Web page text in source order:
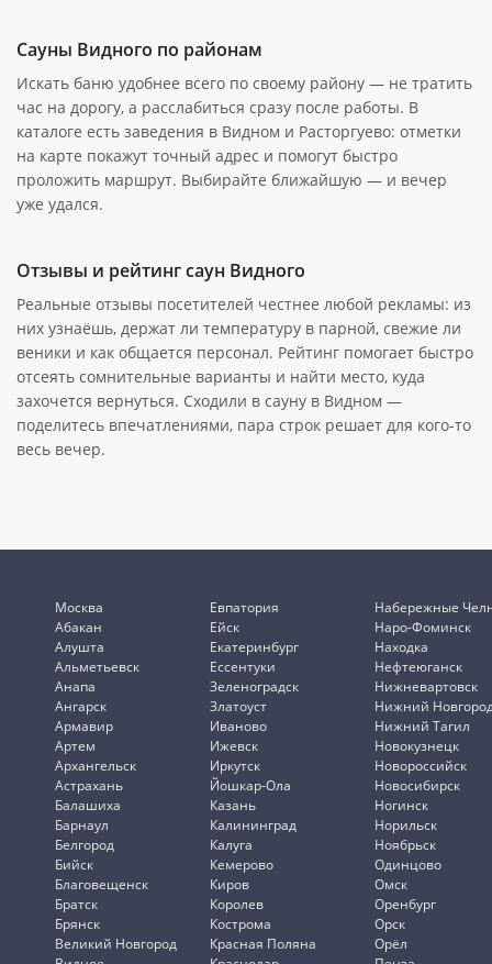
Сауны Видного по районам
Искать баню удобнее всего по своему району — не тратить
час на дорогу, а расслабиться сразу после работы. В
каталоге есть заведения в Видном и Расторгуево: отметки
на карте покажут точный адрес и помогут быстро
проложить маршрут. Выбирайте ближайшую — и вечер
уже удался.
Отзывы и рейтинг саун Видного
Реальные отзывы посетителей честнее любой рекламы: из
них узнаёшь, держат ли температуру в парной, свежие ли
веники и как общается персонал. Рейтинг помогает быстро
отсеять сомнительные варианты и найти место, куда
захочется вернуться. Сходили в сауну в Видном —
поделитесь впечатлениями, пара строк решает для кого-то
весь вечер.
Москва
Абакан
Алушта
Альметьевск
Анапа
Ангарск
Армавир
Артем
Архангельск
Астрахань
Балашиха
Барнаул
Белгород
Бийск
Благовещенск
Братск
Брянск
Великий Новгород
Евпатория
Ейск
Екатеринбург
Ессентуки
Зеленоградск
Златоуст
Иваново
Ижевск
Иркутск
Йошкар-Ола
Казань
Калининград
Калуга
Кемерово
Киров
Королев
Кострома
Красная Поляна
Набережные
Наро-Фоминск
Находка
Нефтеюганск
Нижневартовск
Нижний
Нижний Тагил
Новокузнецк
Новороссийск
Новосибирск
Ногинск
Норильск
Ноябрьск
Одинцово
Омск
Оренбург
Орск
Орёл